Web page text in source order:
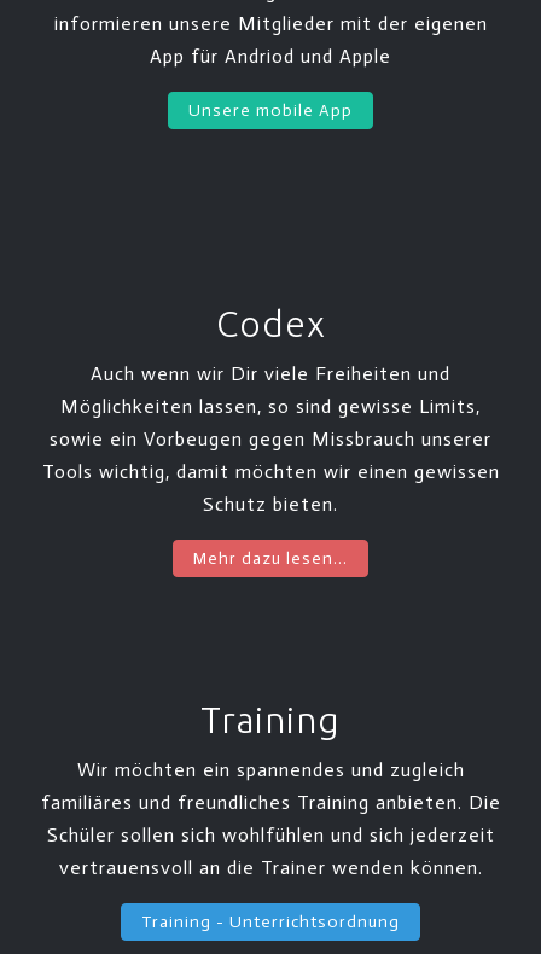
informieren unsere Mitglieder mit der eigenen
App für Andriod und Apple
Unsere mobile App
Codex
Auch wenn wir Dir viele Freiheiten und
Möglichkeiten lassen, so sind gewisse Limits,
sowie ein Vorbeugen gegen Missbrauch unserer
Tools wichtig, damit möchten wir einen gewissen
Schutz bieten.
Mehr dazu lesen...
Training
Wir möchten ein spannendes und zugleich
familiäres und freundliches Training anbieten. Die
Schüler sollen sich wohlfühlen und sich jederzeit
vertrauensvoll an die Trainer wenden können.
Training - Unterrichtsordnung